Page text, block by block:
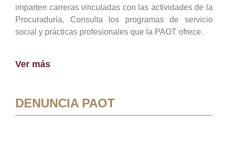
imparten carreras vinculadas con las actividades de la
Procuraduría, Consulta los programas de servicio
social y prácticas profesionales que la PAOT ofrece.
Ver más
DENUNCIA PAOT